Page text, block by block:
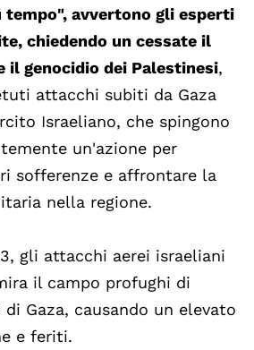
tempo", avvertono gli esperti
chiedendo un cessate il
il genocidio dei Palestinesi,
attacchi subiti da Gaza
Israeliano, che spingono
un'azione per
sofferenze e affrontare la
nella regione.
gli attacchi aerei israeliani
il campo profughi di
Gaza, causando un elevato
e feriti.